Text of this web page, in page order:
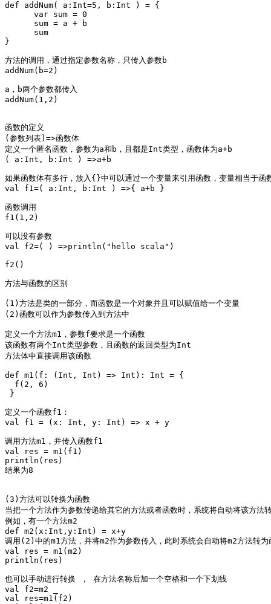
def addNum( a:Int=5, b:Int ) = {
      var sum = 0
      sum = a + b
      sum
}
方法的调用，通过指定参数名称，只传入参数b
addNum(b=2)
a，b两个参数都传入
addNum(1,2)
函数的定义
(参数列表)=>函数体
定义一个匿名函数，参数为a和b，且都是Int类型，函数体为a+b
( a:Int, b:Int ) =>a+b
如果函数体有多行，放入{}中可以通过一个变量来引用函数，变量相当于函
val f1=( a:Int, b:Int ) =>{ a+b }
函数调用
f1(1,2)
可以没有参数
val f2=( ) =>println("hello scala")
f2()
方法与函数的区别
(1)方法是类的一部分，而函数是一个对象并且可以赋值给一个变量
(2)函数可以作为参数传入到方法中
定义一个方法m1，参数f要求是一个函数
该函数有两个Int类型参数，且函数的返回类型为Int
方法体中直接调用该函数
def m1(f: (Int, Int) => Int): Int = {
  f(2, 6)
}
定义一个函数f1：
val f1 = (x: Int, y: Int) => x + y
调用方法m1，并传入函数f1
val res = m1(f1)
println(res)
结果为8
(3)方法可以转换为函数
当把一个方法作为参数传递给其它的方法或者函数时，系统将自动将该方法
例如，有一个方法m2
def m2(x:Int,y:Int) = x+y
调用(2)中的m1方法，并将m2作为参数传入，此时系统会自动将m2方法转为
val res = m1(m2)
println(res)
也可以手动进行转换 ， 在方法名称后加一个空格和一个下划线
val f2=m2 _
val res=m1(f2)